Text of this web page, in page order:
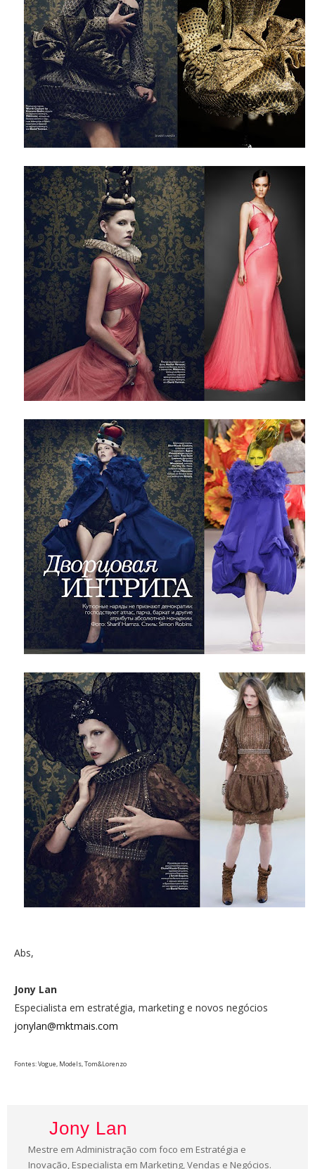
Abs,
Jony Lan
Especialista em estratégia, marketing e novos negócios
jonylan@mktmais.com
Fontes: Vogue, Models, Tom&Lorenzo
Jony Lan
Mestre em Administração com foco em Estratégia e
Inovação, Especialista em Marketing, Vendas e Negócios.